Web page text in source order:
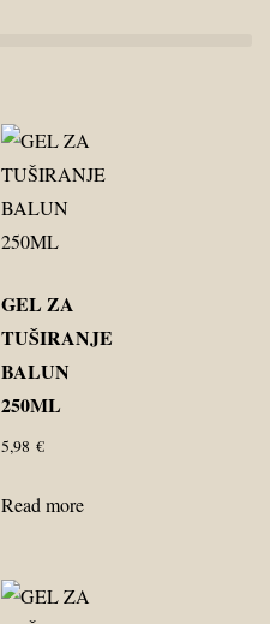
GEL ZA
TUŠIRANJE
BALUN
250ML
5,98 €
Read more